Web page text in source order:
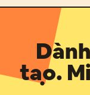
tạo.